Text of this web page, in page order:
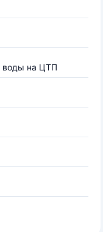
воды на ЦТП